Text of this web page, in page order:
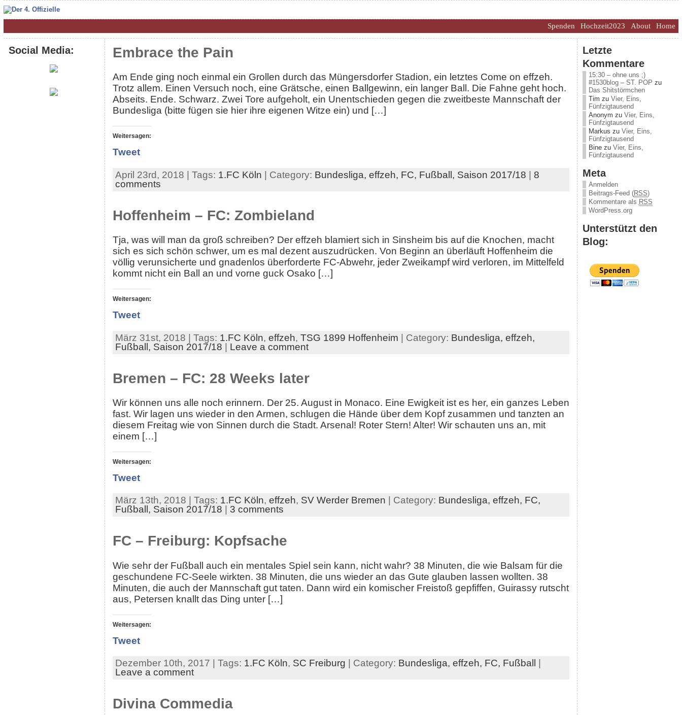
Home
About
Hochzeit2023
Spenden
Social Media: Embrace the Pain
Am Ende ging noch einmal ein Grollen durch das Müngersdorfer Stadion, ein letztes Come on effzeh.
Trotz allem. Einen Versuch noch, eine Grätsche, einen Ballgewinn, ein langer Ball. Die Fahne geht hoch.
Abseits. Ende. Schwarz. Zwei Tore aufgeholt, ein Unentschieden gegen die zweitbeste Mannschaft der
Bundesliga (bitte fügen sie hier ihre eigenen Witze ein) und […]
Weitersagen:
Tweet
April 23rd, 2018 | Tags: 1.FC Köln | Category: Bundesliga, effzeh, FC, Fußball, Saison 2017/18 | 8
comments
Hoffenheim – FC: Zombieland
Tja, was will man da groß schreiben? Der effzeh blamiert sich in Sinsheim bis auf die Knochen, macht
sich es sich schön schwer, um es mal dezent auszudrücken. Von Beginn an überläuft Hoffenheim die
völlig verunsicherte und gnadenlos überforderte FC-Abwehr, jeder Zweikampf wird verloren, im Mittelfeld
kommt nicht ein Ball an und vorne guck Osako […]
Weitersagen:
Tweet
März 31st, 2018 | Tags: 1.FC Köln, effzeh, TSG 1899 Hoffenheim | Category: Bundesliga, effzeh,
Fußball, Saison 2017/18 | Leave a comment
Bremen – FC: 28 Weeks later
Wir können uns alle noch erinnern. Der 25. August in Monaco. Eine Ewigkeit ist es her, ein ganzes Leben
fast. Wir lagen uns wieder in den Armen, schlugen die Hände über dem Kopf zusammen und tanzten an
diesem Freitag wie von Sinnen durch die Stadt. Arsenal! Roter Stern! Alter! Wir schauten uns an, mit
einem […]
Weitersagen:
Tweet
März 13th, 2018 | Tags: 1.FC Köln, effzeh, SV Werder Bremen | Category: Bundesliga, effzeh, FC,
Fußball, Saison 2017/18 3 comments
FC – Freiburg: Kopfsache
Wie sehr der Fußball auch ein mentales Spiel sein kann, nicht wahr? 38 Minuten, die wie Balsam für die
geschundene FC-Seele wirkten. 38 Minuten, die uns wieder an das Gute glauben lassen wollten. 38
Minuten, die auch der Mannschaft gut taten. Dann wird ein komischer Freistoß gepfiffen, Guirassy rutscht
aus, Petersen knallt das Ding unter […]
Weitersagen:
Tweet
Dezember 10th, 2017 | Tags: 1.FC Köln, SC Freiburg | Category: Bundesliga, effzeh, FC, Fußball
Leave a comment
Divina Commedia
Letzte
Kommentare
15:30 – ohne uns ;)
#1530blog – ST. POP zu
Das Shitstörmchen
Tim zu Vier, Eins,
Fünfzigtausend
Anonym zu Vier, Eins,
Fünfzigtausend
Markus zu Vier, Eins,
Fünfzigtausend
Binezu Vier, Eins,
Fünfzigtausend
Meta
Anmelden
Beitrags-Feed (RSS)
Kommentare als RSS
WordPress.org
Unterstützt den
Blog: